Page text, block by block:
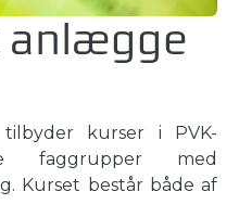
anlægge
tilbyder kurser i PVK-
faggrupper med
Kurset består både af